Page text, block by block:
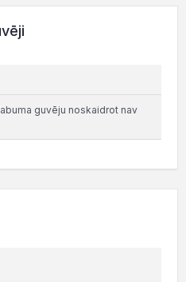
guvēju noskaidrot nav